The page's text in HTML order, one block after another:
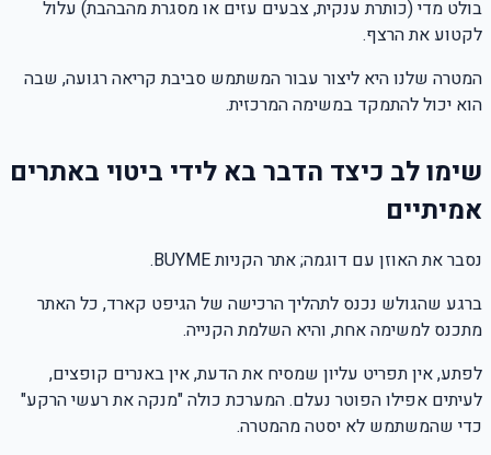
בולט מדי (כותרת ענקית, צבעים עזים או מסגרת מהבהבת) עלול
לקטוע את הרצף.
המטרה שלנו היא ליצור עבור המשתמש סביבת קריאה רגועה, שבה
הוא יכול להתמקד במשימה המרכזית.
שימו לב כיצד הדבר בא לידי ביטוי באתרים
אמיתיים
נסבר את האוזן עם דוגמה; אתר הקניות BUYME.
ברגע שהגולש נכנס לתהליך הרכישה של הגיפט קארד, כל האתר
מתכנס למשימה אחת, והיא השלמת הקנייה.
לפתע, אין תפריט עליון שמסיח את הדעת, אין באנרים קופצים,
לעיתים אפילו הפוטר נעלם. המערכת כולה "מנקה את רעשי הרקע"
כדי שהמשתמש לא יסטה מהמטרה.